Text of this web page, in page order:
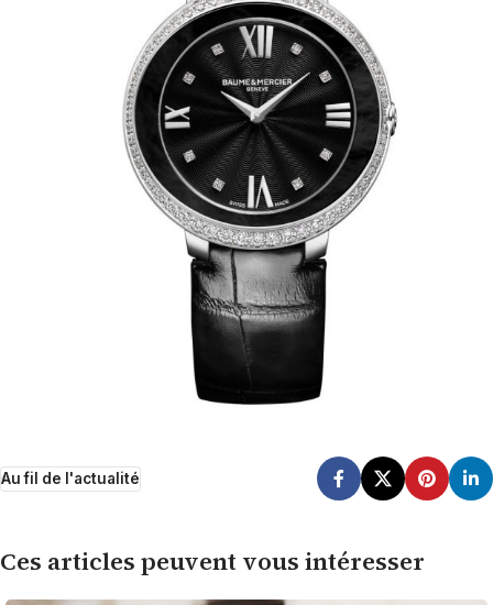
Au fil de l'actualité
Ces articles peuvent vous intéresser